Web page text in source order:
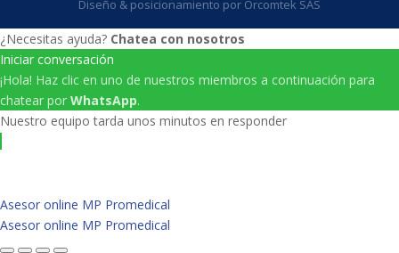
Diseño & posicionamiento por Orcomtek SAS
¿Necesitas ayuda? Chatea con nosotros
Iniciar conversación
¡Hola! Haz clic en uno de nuestros miembros a continuación para
chatear por WhatsApp.
Nuestro equipo tarda unos minutos en responder
Asesor online MP Promedical
Asesor online MP Promedical